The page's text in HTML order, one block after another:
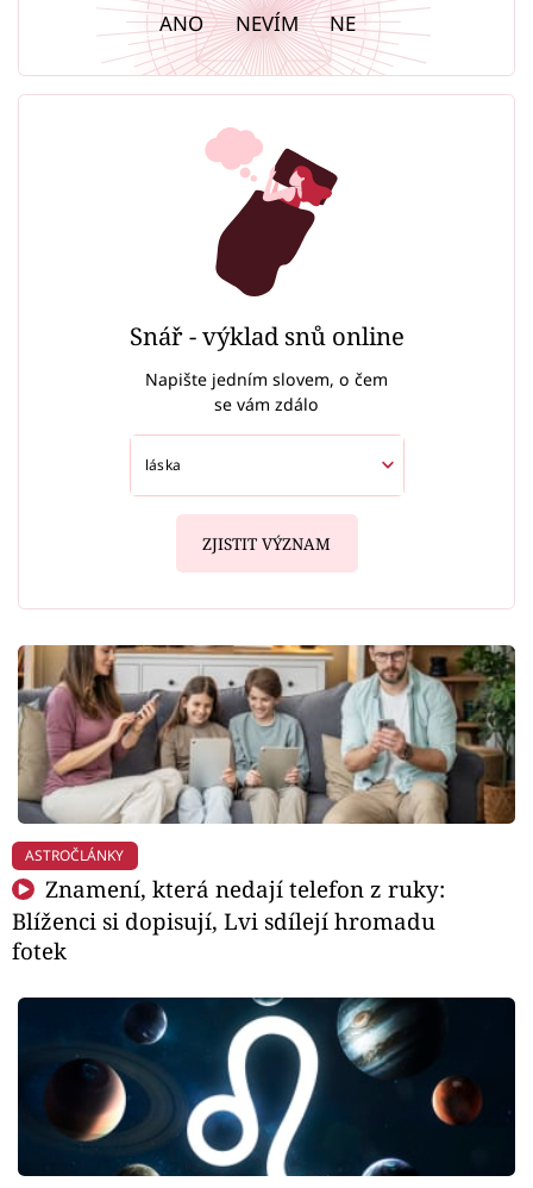
ANO NEVÍM NE
Snář - výklad snů online
Napište jedním slovem, o čem
se vám zdálo
ZJISTIT VÝZNAM
ASTROČLÁNKY
Znamení, která nedají telefon z ruky:
Blíženci si dopisují, Lvi sdílejí hromadu
fotek